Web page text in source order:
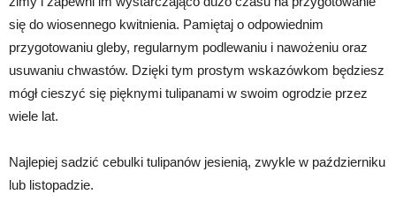
się do wiosennego kwitnienia. Pamiętaj o odpowiednim
przygotowaniu gleby, regularnym podlewaniu i nawożeniu oraz
usuwaniu chwastów. Dzięki tym prostym wskazówkom będziesz
mógł cieszyć się pięknymi tulipanami w swoim ogrodzie przez
wiele lat.
Najlepiej sadzić cebulki tulipanów jesienią, zwykle w październiku
lub listopadzie.